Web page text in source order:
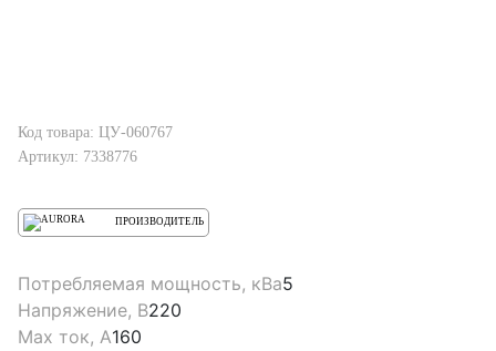
Код товара: ЦУ-060767
Артикул: 7338776
ПРОИЗВОДИТЕЛЬ
Потребляемая мощность, кВа5
Напряжение, В220
Max ток, А160